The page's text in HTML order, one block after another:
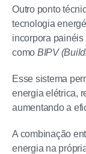
Outro ponto
tecnologia
incorpora
como BIPV
Esse sistema
energia elétrica,
aumentando a
A combinação
energia na